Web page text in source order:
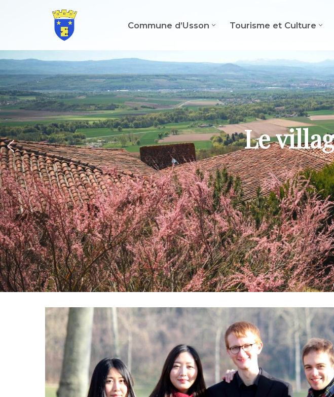
contenu
Commune d’Usson Tourisme et Culture
Le
Une vue